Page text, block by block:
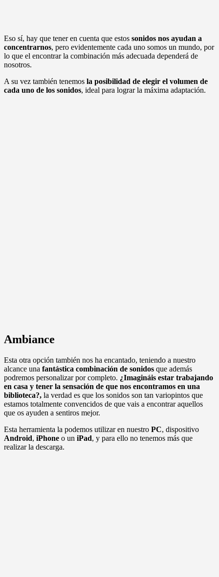
Eso sí, hay que tener en cuenta que estos sonidos nos ayudan a
concentrarnos, pero evidentemente cada uno somos un mundo, por
lo que el encontrar la combinación más adecuada dependerá de
nosotros.
A su vez también tenemos la posibilidad de elegir el volumen de
cada uno de los sonidos, ideal para lograr la máxima adaptación.
Ambiance
Esta otra opción también nos ha encantado, teniendo a nuestro
alcance una fantástica combinación de sonidos que además
podremos personalizar por completo. ¿Imagináis estar trabajando
en casa y tener la sensación de que nos encontramos en una
biblioteca?, la verdad es que los sonidos son tan variopintos que
estamos totalmente convencidos de que vais a encontrar aquellos
que os ayuden a sentiros mejor.
Esta herramienta la podemos utilizar en nuestro PC, dispositivo
Android, iPhone o un iPad, y para ello no tenemos más que
realizar la descarga.